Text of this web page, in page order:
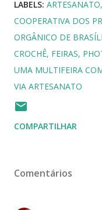
LABELS: ARTESANATO
COOPERATIVA DOS
ORGÂNICO DE
CROCHÊ FEIRAS
UMA MULTIFEIRA
VIA ARTESANATO
COMPARTILHAR
Comentários